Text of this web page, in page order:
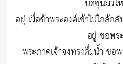
บดขุ่นมัวไ
อยู่ เมื่อข้าพระองค์เข้าไปใกล้ก
อยู่ ขอพร
พระภาคเจ้าจงทรงดื่มน้ำ ขอ